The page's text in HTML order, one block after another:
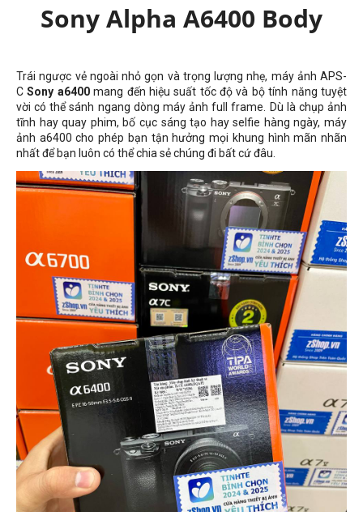
Sony Alpha A6400 Body
Trái ngược vẻ ngoài nhỏ gọn và trọng lượng nhẹ, máy ảnh APS-
CSony a6400mang đến hiệu suất tốc độ và bộ tính năng tuyệt
vời có thể sánh ngang dòng máy ảnh full frame. Dù là chụp ảnh
tĩnh hay quay phim, bố cục sáng tạo hay selfie hàng ngày, máy
ảnh a6400 cho phép bạn tận hưởng mọi khung hình mãn nhãn
nhất để bạn luôn có thể chia sẻ chúng đi bất cứ đâu.